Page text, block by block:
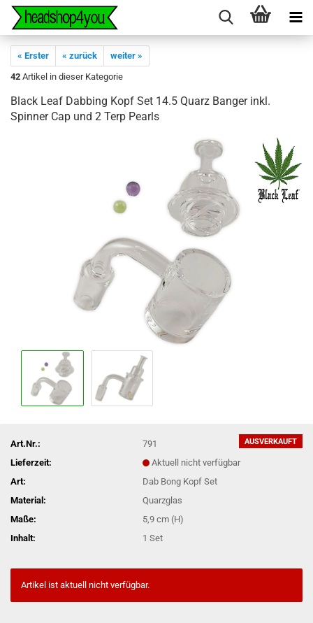
« Erster « zurück
weiter »
42 Artikel in dieser Kategorie
Black Leaf Dabbing Kopf Set 14.5 Quarz Banger inkl.
Spinner Cap und 2 Terp Pearls
AUSVERKAUFT
Art.Nr.:
791
Lieferzeit:
Aktuell nicht verfügbar
Art:
Dab Bong Kopf Set
Material:
Quarzglas
Maße:
5,9 cm (H)
Inhalt:
1 Set
Artikel ist aktuell nicht verfügbar.